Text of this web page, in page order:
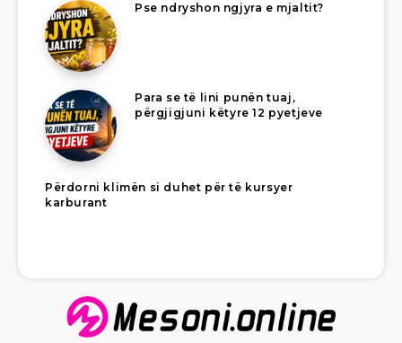
Pse ndryshon ngjyra e mjaltit?
Para se të lini punën tuaj,
përgjigjuni këtyre 12 pyetjeve
Përdorni klimën si duhet për të kursyer
karburant